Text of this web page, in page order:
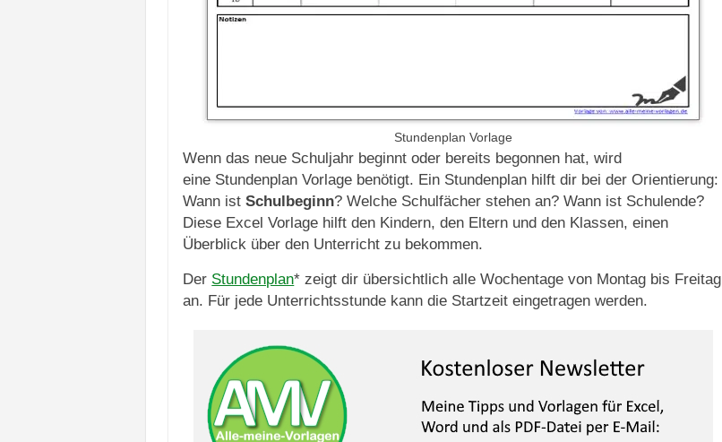
Stundenplan Vorlage
Wenn das neue Schuljahr beginnt oder bereits begonnen hat, wird
eine Stundenplan Vorlage benötigt. Ein Stundenplan hilft dir bei der Orientierung:
Wann istSchulbeginn? Welche Schulfächer stehen an? Wann ist Schulende?
Diese Excel Vorlage hilft den Kindern, den Eltern und den Klassen, einen
Überblick über den Unterricht zu bekommen.
Der Stundenplan* zeigt dir übersichtlich alle Wochentage von Montag bis Freitag
an. Für jede Unterrichtsstunde kann die Startzeit eingetragen werden.